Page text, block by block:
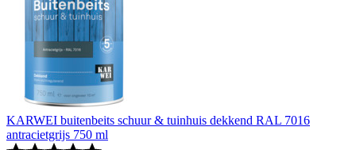
KARWEI buitenbeits schuur & tuinhuis dekkend RAL 7016
antracietgrijs 750 ml